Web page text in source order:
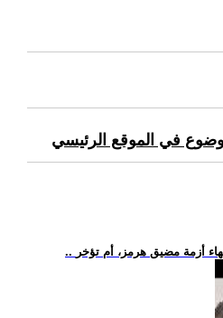
في الموقع الرئيسي
أزمة مضيق هرمز، أم تؤخر